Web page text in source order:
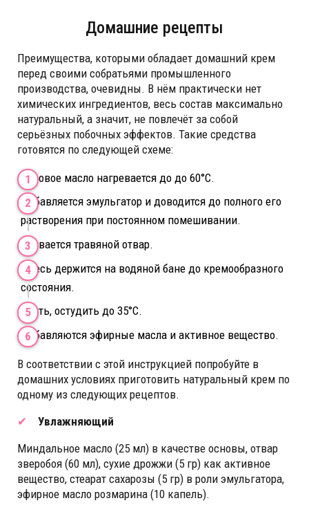
Домашние рецепты
Преимущества, которыми обладает домашний крем
перед своими собратьями промышленного
производства, очевидны. В нём практически нет
химических ингредиентов, весь состав максимально
натуральный, а значит, не повлечёт за собой
серьёзных побочных эффектов. Такие средства
готовятся по следующей схеме:
Базовое масло нагревается до до 60°C.
Добавляется эмульгатор и доводится до полного его
растворения при постоянном помешивании.
Вливается травяной отвар.
Смесь держится на водяной бане до кремообразного
состояния.
Снять, остудить до 35°C.
Добавляются эфирные масла и активное вещество.
В соответствии с этой инструкцией попробуйте в
домашних условиях приготовить натуральный крем по
одному из следующих рецептов.
Увлажняющий
Миндальное масло (25 мл) в качестве основы, отвар
зверобоя (60 мл), сухие дрожжи (5 гр) как активное
вещество, стеарат сахарозы (5 гр) в роли эмульгатора,
эфирное масло розмарина (10 капель).